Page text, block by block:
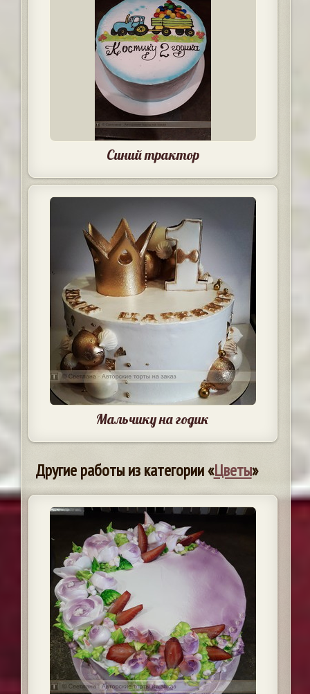
Синий трактор
Мальчику на годик
Другие работы из категории «Цветы»